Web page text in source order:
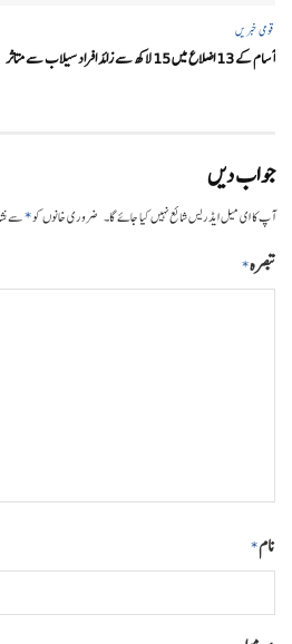
قومی خبریں
آسام کے 13 اضلاع میں 15 لاکھ سے زائد افراد سیلاب سے متاثر
جواب دیں
آپ کا ای میل ایڈریس شائع نہیں کیا جائے گا۔ ضروری خانوں کو*سے
تبصرہ*
نام*